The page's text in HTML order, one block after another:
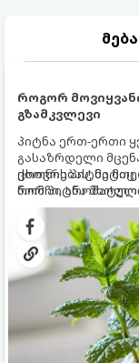
როგორ
გზამკვლევი
პიტნა ერთ-ერთი
გასაზრდელი
ცხოვრებას,
რომ პიტნა
გრუნტში (ბაღში)
სწრაფად
ქოთნის პიტნა
ნორჩი,
კერძებისთვის.